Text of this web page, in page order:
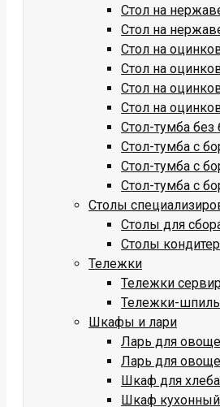
Стол на
Стол на
Стол на
Стол на
Стол на
Стол на
Стол-тумба без
Стол-тумба с
Стол-тумба с
Стол-тумба с
Столы
Столы для
Столы
Тележки
Тележки
Тележки-
Шкафы и лари
Ларь для
Ларь для
Шкаф для
Шкаф